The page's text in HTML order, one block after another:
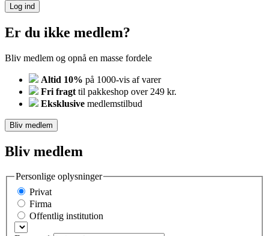
Log ind
Er du ikke medlem?
Bliv medlem og opnå en masse fordele
Altid 10% på 1000-vis af varer
Fri fragt til pakkeshop over 249 kr.
Eksklusive medlemstilbud
Bliv medlem
Bliv medlem
Personlige oplysninger
Privat
Firma
Offentlig institution